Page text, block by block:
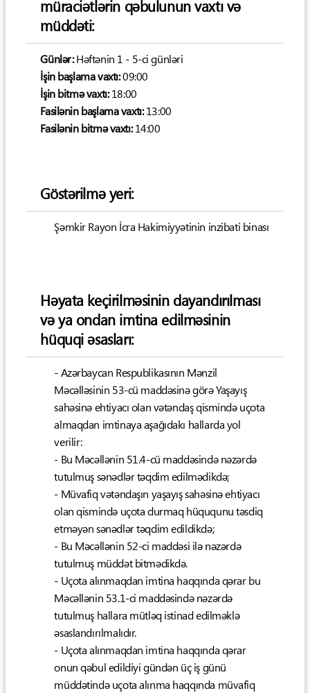
müraciətlərin qəbulunun vaxtı və
müddəti:
Günlər:Həftənin 1 - 5-ci günləri
İşin başlama vaxtı:09:00
İşin bitmə vaxtı:18:00
Fasilənin başlama vaxtı:13:00
Fasilənin bitmə vaxtı:14:00
Göstərilmə yeri:
Şəmkir Rayon İcra Hakimiyyətinin inzibati binası
Həyata keçirilməsinin dayandırılması
və ya ondan imtina edilməsinin
hüquqi əsasları:
- Azərbaycan Respublikasının Mənzil
Məcəlləsinin 53-cü maddəsinə görə Yaşayış
sahəsinə ehtiyacı olan vətəndaş qismində uçota
almaqdan imtinaya aşağıdakı hallarda yol
verilir:
- Bu Məcəllənin 51.4-cü maddəsində nəzərdə
tutulmuş sənədlər təqdim edilmədikdə;
- Müvafiq vətəndaşın yaşayış sahəsinə ehtiyacı
olan qismində uçota durmaq hüququnu təsdiq
etməyən sənədlər təqdim edildikdə;
- Bu Məcəllənin 52-ci maddəsi ilə nəzərdə
tutulmuş müddət bitmədikdə.
- Uçota alınmaqdan imtina haqqında qərar bu
Məcəllənin 53.1-ci maddəsində nəzərdə
tutulmuş hallara mütləq istinad edilməklə
əsaslandırılmalıdır.
- Uçota alınmaqdan imtina haqqında qərar
onun qəbul edildiyi gündən üç iş günü
müddətində uçota alınma haqqında müvafiq